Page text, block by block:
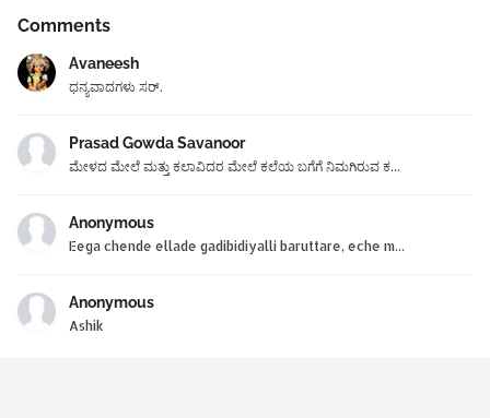
Comments
Avaneesh
ಧನ್ಯವಾದಗಳು ಸರ್.
Prasad Gowda Savanoor
ಮೇಳದ ಮೇಲೆ ಮತ್ತು ಕಲಾವಿದರ ಮೇಲೆ ಕಲೆಯ ಬಗೆಗೆ ನಿಮಗಿರುವ ಕ...
Anonymous
Eega chende ellade gadibidiyalli baruttare, eche m...
Anonymous
Ashik